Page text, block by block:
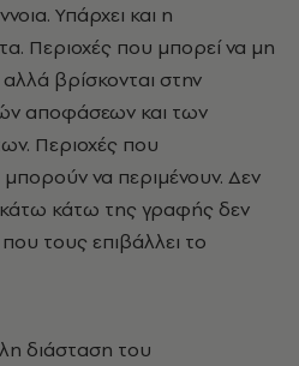
Υπάρχει και η
Περιοχές που μπορεί να μη
βρίσκονται στην
αποφάσεων και των
Περιοχές που
μπορούν να περιμένουν. Δεν
κάτω της γραφής δεν
τους επιβάλλει το
διάσταση του